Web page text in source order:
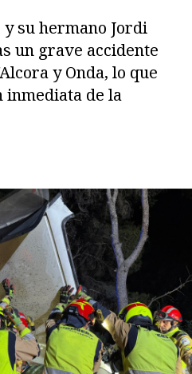
su hermano Jordi
un grave accidente
y Onda, lo que
inmediata de la